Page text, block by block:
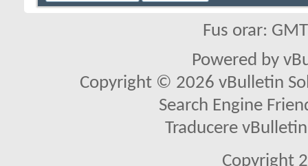
Fus orar:
Powered by
Copyright © 2026 vBulletin
Search Engine
Traducere
Copyright